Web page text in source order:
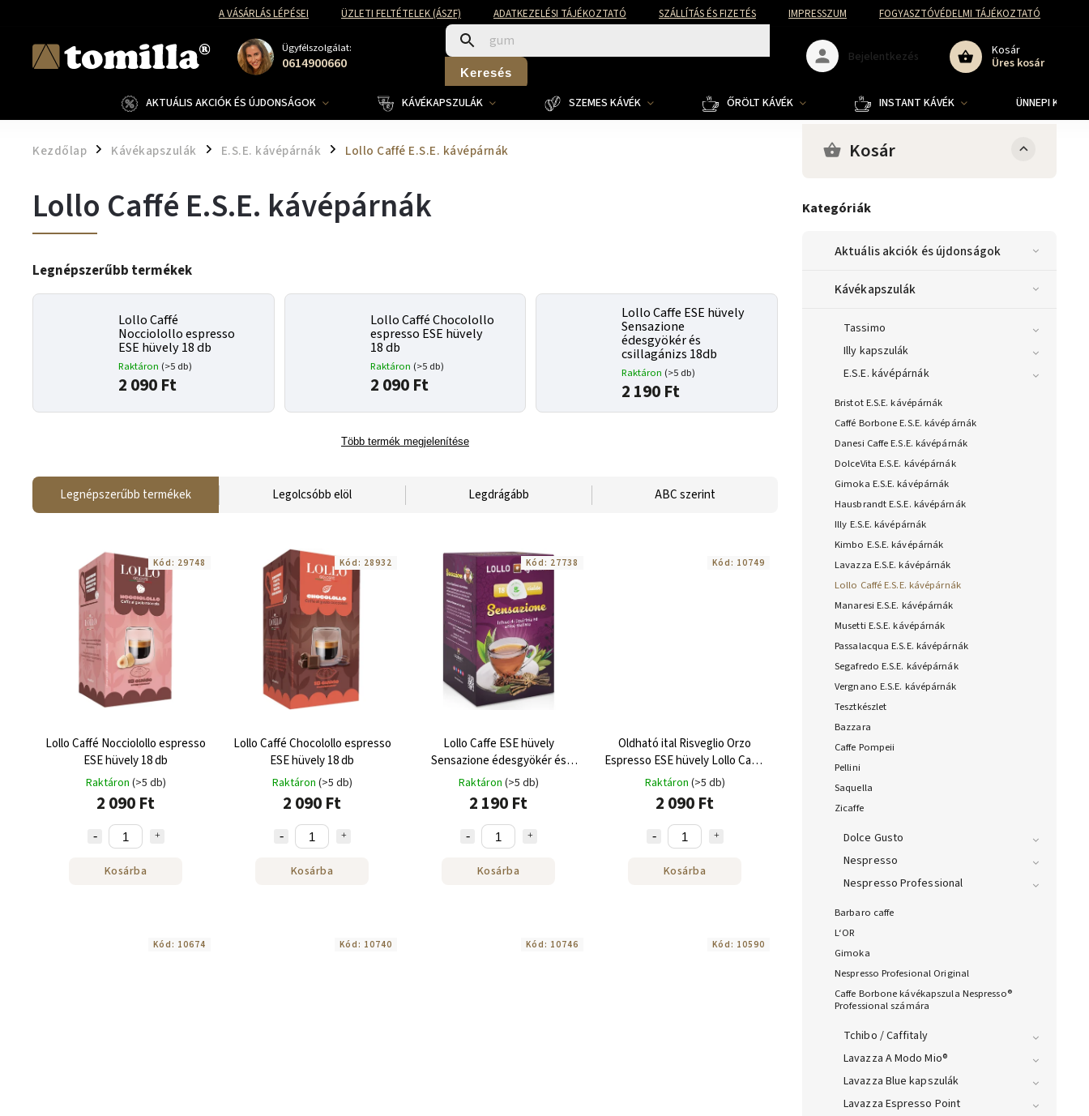
A VÁSÁRLÁS LÉPÉSEI ÜZLETI FELTÉTELEK (ÁSZF) ADATKEZELÉSI TÁJÉKOZTATÓ SZÁLLÍTÁS ÉS FIZETÉS IMPRESSZUM FOGYASZTÓVÉDELMI TÁJÉKOZTATÓ
Ügyfélszolgálat:
0614900660 Keresés
Kosár
Üres kosár
Bejelentkezés
AKTUÁLIS AKCIÓK ÉS ÚJDONSÁGOK KÁVÉKAPSZULÁK SZEMES KÁVÉK ŐRÖLT KÁVÉK INSTANT KÁVÉK ÜNNEPI
Kezdőlap / Kávékapszulák / E.S.E. kávépárnák / Lollo Caffé E.S.E. kávépárnák Kosár
Kategóriák
Aktuális akciók és újdonságok
Kávékapszulák
Tassimo
Illy kapszulák
E.S.E. kávépárnák
Bristot E.S.E. kávépárnák
Caffé Borbone E.S.E. kávépárnák
Danesi Caffe E.S.E. kávépárnák
DolceVita E.S.E. kávépárnák
Gimoka E.S.E. kávépárnák
Hausbrandt E.S.E. kávépárnák
Illy E.S.E. kávépárnák
Kimbo E.S.E. kávépárnák
Lavazza E.S.E. kávépárnák
Lollo Caffé E.S.E. kávépárnák
Manaresi E.S.E. kávépárnák
Musetti E.S.E. kávépárnák
Passalacqua E.S.E. kávépárnák
Segafredo E.S.E. kávépárnák
Vergnano E.S.E. kávépárnák
Tesztkészlet
Bazzara
Caffe Pompeii
Pellini
Saquella
Zicaffe
Dolce Gusto
Nespresso
Nespresso Professional
Barbaro caffe
L‘OR
Gimoka
Nespresso Profesional Original
Caffe Borbone kávékapszula Nespresso®
Professional számára
Tchibo / Caffitaly
Lavazza A Modo Mio®
Lavazza Blue kapszulák
Lavazza Espresso Point
Lollo Caffé E.S.E. kávépárnák
Legnépszerűbb termékek
Lollo Caffé
Nocciolollo espresso
ESE hüvely 18 db
Raktáron (>5 db)
2 090 Ft
Lollo Caffé Chocolollo
espresso ESE hüvely
18 db
Raktáron (>5 db)
2 090 Ft
Lollo Caffe ESE hüvely
Sensazione
édesgyökér és
csillagánizs 18db
Raktáron (>5 db)
2 190 Ft
Több termék megjelenítése
Legnépszerűbb termékek Legolcsóbb elöl Legdrágább ABC szerint
Lollo Caffé Nocciolollo espresso
ESE hüvely 18 db
Raktáron (>5 db)
2 090 Ft
Kosárba
Kód: 29748
Lollo Caffé Chocolollo espresso
ESE hüvely 18 db
Raktáron (>5 db)
2 090 Ft
Kosárba
Kód: 28932
Lollo Caffe ESE hüvely
Sensazione édesgyökér és
csillagánizs 18db
Raktáron (>5 db)
2 190 Ft
Kosárba
Kód: 27738
Oldható ital Risveglio Orzo
Espresso ESE hüvely Lollo Caffe
18 db
Raktáron (>5 db)
2 090 Ft
Kosárba
Kód: 10749
Kód: 10674 Kód: 10740 Kód: 10746 Kód: 10590